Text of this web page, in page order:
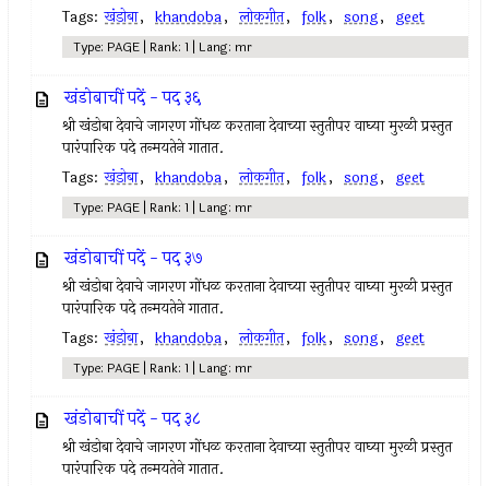
Tags: खंडोबा, khandoba, लोकगीत, folk, song, geet
Type: PAGE | Rank: 1 | Lang: mr
खंडोबाचीं पदें - पद ३६
श्री खंडोबा देवाचे जागरण गोंधळ करताना देवाच्या स्तुतीपर वाघ्या मुरळी प्रस्तुत
पारंपारिक पदे तन्मयतेने गातात.
Tags: खंडोबा, khandoba, लोकगीत, folk, song, geet
Type: PAGE | Rank: 1 | Lang: mr
खंडोबाचीं पदें - पद ३७
श्री खंडोबा देवाचे जागरण गोंधळ करताना देवाच्या स्तुतीपर वाघ्या मुरळी प्रस्तुत
पारंपारिक पदे तन्मयतेने गातात.
Tags: खंडोबा, khandoba, लोकगीत, folk, song, geet
Type: PAGE | Rank: 1 | Lang: mr
खंडोबाचीं पदें - पद ३८
श्री खंडोबा देवाचे जागरण गोंधळ करताना देवाच्या स्तुतीपर वाघ्या मुरळी प्रस्तुत
पारंपारिक पदे तन्मयतेने गातात.